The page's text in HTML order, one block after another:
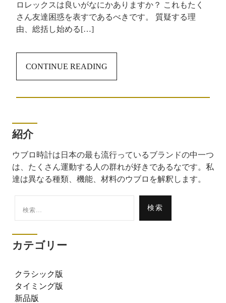
ロレックスは良いがなにかありますか？ これもたく
さん友達困惑を表すであるべきです。 質疑する理
由、総括し始める[…]
CONTINUE READING
紹介
ウブロ時計は日本の最も流行っているブランドの中一つ
は、たくさん運動する人の群れが好きであるなです。私
達は異なる種類、機能、材料のウブロを解釈します。
索:
カテゴリー
クラシック版
タイミング版
新品版